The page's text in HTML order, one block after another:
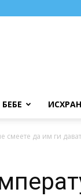
БЕБЕ
смеете да им ги